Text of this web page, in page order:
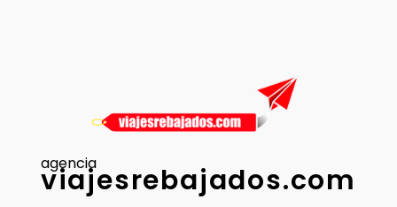
agencia
viajesrebajados.com